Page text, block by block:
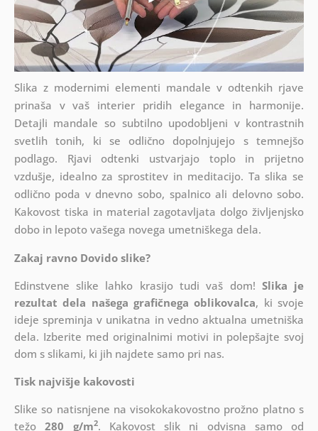
Slika z modernimi elementi mandale v odtenkih rjave
prinaša v vaš interier pridih elegance in harmonije.
Detajli mandale so subtilno upodobljeni v kontrastnih
svetlih tonih, ki se odlično dopolnjujejo s temnejšo
podlago. Rjavi odtenki ustvarjajo toplo in prijetno
vzdušje, idealno za sprostitev in meditacijo. Ta slika se
odlično poda v dnevno sobo, spalnico ali delovno sobo.
Kakovost tiska in material zagotavljata dolgo življenjsko
dobo in lepoto vašega novega umetniškega dela.
Zakaj ravno Dovido slike?
Edinstvene slike lahko krasijo tudi vaš dom! Slika je
rezultat dela našega grafičnega oblikovalca, ki svoje
ideje spreminja v unikatna in vedno aktualna umetniška
dela. Izberite med originalnimi motivi in polepšajte svoj
dom s slikami, ki jih najdete samo pri nas.
Tisk najvišje kakovosti
Slike so natisnjene na visokokakovostno prožno platno s
težo280 g/m2. Kakovost slik ni odvisna samo od